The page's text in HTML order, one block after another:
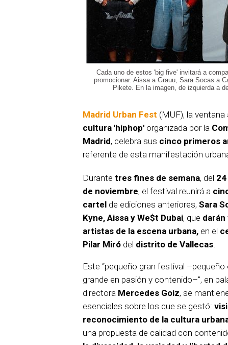
Cada uno de estos 'big five' invitará a
promocionar. Aissa a Grauu, Sara Socas a
Pikete. En la imagen, de izquierda a
Madrid Urban Fest (MUF), la ventana
cultura 'hiphop' organizada por la
Madrid, celebra sus cinco primeros
referente de esta manifestación
Durante tres fines de semana, del
de noviembre, el festival reunirá a
cartel de ediciones anteriores, Sara
Kyne, Aissa y We$t Dubai, que
artistas de la escena urbana, en el
Pilar Miró del distrito de Vallecas.
Este “pequeño gran festival
grande en pasión y contenido–", en
directora Mercedes Goiz, se
esenciales sobre los que se gestó:
reconocimiento de la cultura
una propuesta de calidad con